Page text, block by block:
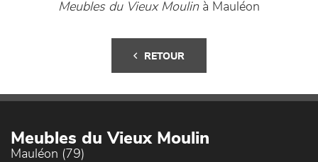
Meubles du Vieux Moulinà Mauléon
RETOUR
Meubles du Vieux Moulin
Mauléon (79)